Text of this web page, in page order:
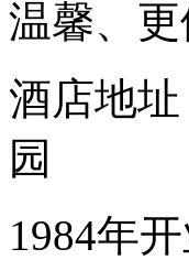
温馨、
酒店地
园
1984年